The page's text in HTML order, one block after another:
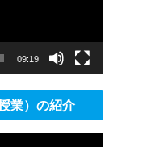
09:19
業）の紹介